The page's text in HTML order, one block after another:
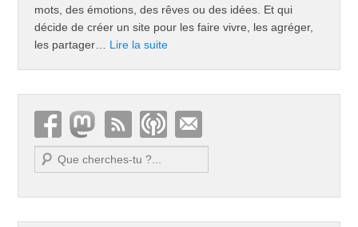
mots, des émotions, des rêves ou des idées. Et qui
décide de créer un site pour les faire vivre, les agréger,
les partager… Lire la suite
Recherche